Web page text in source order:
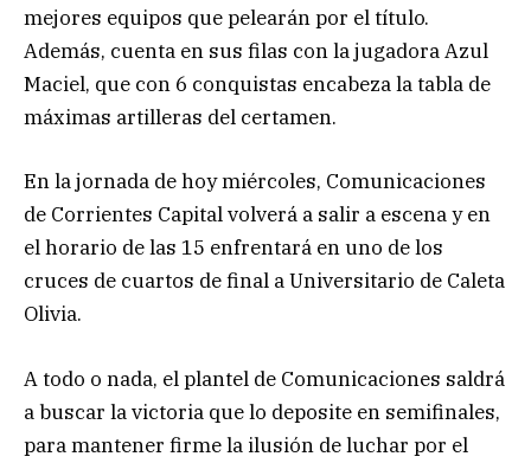
mejores equipos que pelearán por el título.
Además, cuenta en sus filas con la jugadora Azul
Maciel, que con 6 conquistas encabeza la tabla de
máximas artilleras del certamen.
En la jornada de hoy miércoles, Comunicaciones
de Corrientes Capital volverá a salir a escena y en
el horario de las 15 enfrentará en uno de los
cruces de cuartos de final a Universitario de Caleta
Olivia.
A todo o nada, el plantel de Comunicaciones saldrá
a buscar la victoria que lo deposite en semifinales,
para mantener firme la ilusión de luchar por el